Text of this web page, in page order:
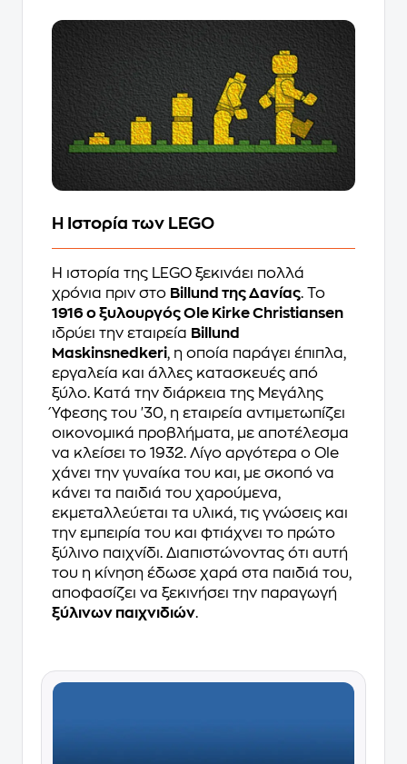
Η Ιστορία των LEGO
Η ιστορία της LEGO ξεκινάει πολλά
χρόνια πριν στο Billund της Δανίας. Το
1916 ο ξυλουργός Ole Kirke Christiansen
ιδρύει την εταιρεία Billund
Maskinsnedkeri, η οποία παράγει έπιπλα,
εργαλεία και άλλες κατασκευές από
ξύλο. Κατά την διάρκεια της Μεγάλης
Ύφεσης του '30, η εταιρεία αντιμετωπίζει
οικονομικά προβλήματα, με αποτέλεσμα
να κλείσει το 1932. Λίγο αργότερα ο Ole
χάνει την γυναίκα του και, με σκοπό να
κάνει τα παιδιά του χαρούμενα,
εκμεταλλεύεται τα υλικά, τις γνώσεις και
την εμπειρία του και φτιάχνει το πρώτο
ξύλινο παιχνίδι. Διαπιστώνοντας ότι αυτή
του η κίνηση έδωσε χαρά στα παιδιά του,
αποφασίζει να ξεκινήσει την παραγωγή
ξύλινων παιχνιδιών.